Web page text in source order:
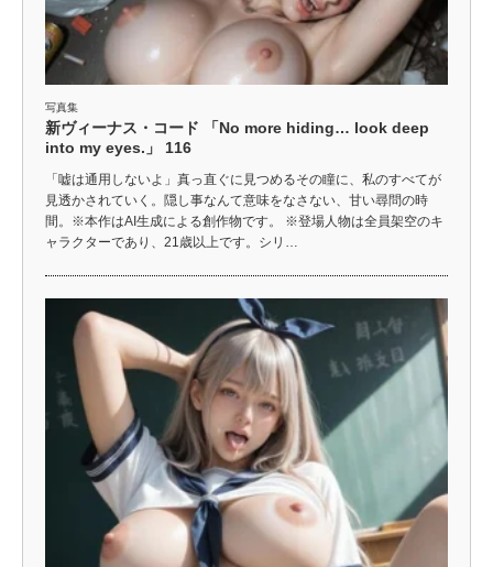
写真集
新ヴィーナス・コード 「No more hiding… look deep
into my eyes.」 116
「嘘は通用しないよ」真っ直ぐに見つめるその瞳に、私のすべてが
見透かされていく。隠し事なんて意味をなさない、甘い尋問の時
間。※本作はAI生成による創作物です。 ※登場人物は全員架空のキ
ャラクターであり、21歳以上です。シリ…